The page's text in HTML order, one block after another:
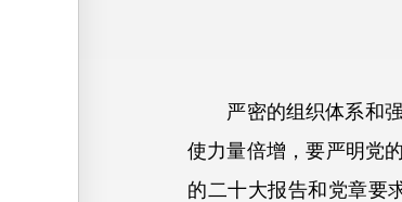
严密的组织体系和强
使力量倍增，要严明党
的二十大报告和党章要